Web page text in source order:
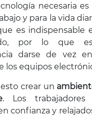
necesaria es
y para la vida
es indispensable
por lo que
darse de vez
los equipos
crear un
. Los
confianza y